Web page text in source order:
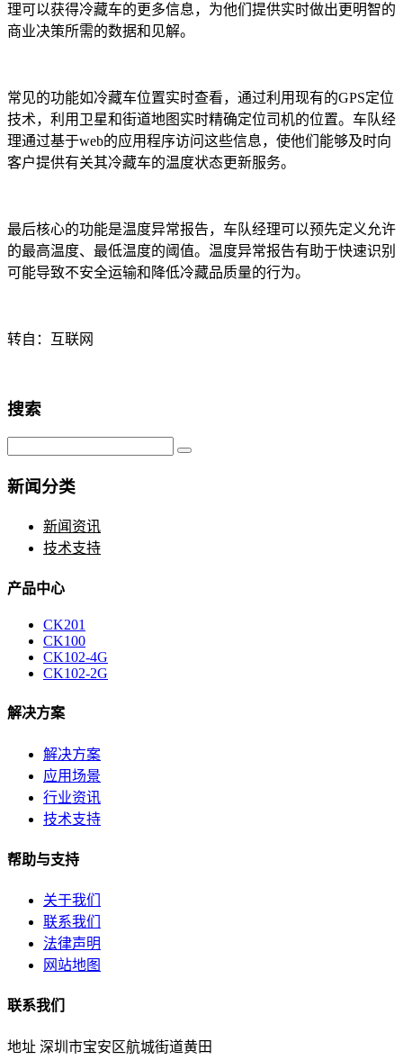
理可以获得冷藏车的更多信息，为他们提供实时做出更明智的
商业决策所需的数据和见解。
常见的功能如冷藏车位置实时查看，通过利用现有的GPS定位
技术，利用卫星和街道地图实时精确定位司机的位置。车队经
理通过基于web的应用程序访问这些信息，使他们能够及时向
客户提供有关其冷藏车的温度状态更新服务。
最后核心的功能是温度异常报告，车队经理可以预先定义允许
的最高温度、最低温度的阈值。温度异常报告有助于快速识别
可能导致不安全运输和降低冷藏品质量的行为。
转自：互联网
搜索
新闻分类
新闻资讯
技术支持
产品中心
CK201
CK100
CK102-4G
CK102-2G
解决方案
解决方案
应用场景
行业资讯
技术支持
帮助与支持
关于我们
联系我们
法律声明
网站地图
联系我们
地址 深圳市宝安区航城街道黄田